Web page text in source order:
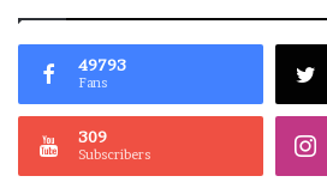
49793
Fans
309
Subscribers